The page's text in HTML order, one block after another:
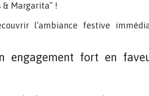
& Margarita” !
l’ambiance festive
engagement fort en